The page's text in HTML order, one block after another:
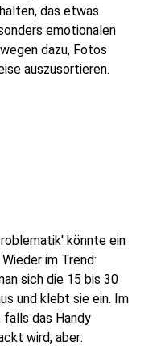
das etwas
emotionalen
dazu, Fotos
auszusortieren.
könnte ein
im Trend:
sich die 15 bis 30
und klebt sie ein. Im
falls das Handy
wird, aber: